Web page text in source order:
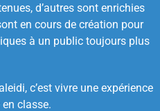
d’autres sont enrichies
en cours de création pour
à un public toujours plus
c’est vivre une expérience
classe.